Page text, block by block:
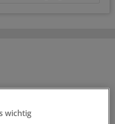
hilft Frauen mit
Gemeinsamen
wichtig